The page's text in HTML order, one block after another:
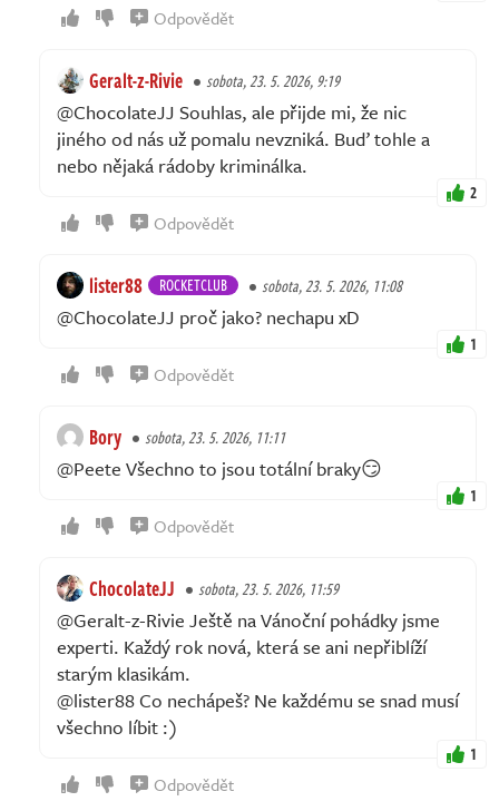
Odpovědět
Geralt-z-Rivie sobota, 23. 5. 2026, 9:19
@ChocolateJJ Souhlas, ale přijde mi, že nic
jiného od nás už pomalu nevzniká. Buď tohle a
nebo nějaká rádoby kriminálka.
2
Odpovědět
lister88 ROCKETCLUB sobota, 23. 5. 2026, 11:08
@ChocolateJJ proč jako? nechapu xD
1
Odpovědět
Bory sobota, 23. 5. 2026, 11:11
@Peete Všechno to jsou totální braky😏
1
Odpovědět
ChocolateJJ sobota, 23. 5. 2026, 11:59
@Geralt-z-Rivie Ještě na Vánoční pohádky jsme
experti. Každý rok nová, která se ani nepřiblíží
starým klasikám.
@lister88 Co nechápeš? Ne každému se snad musí
všechno líbit :)
1
Odpovědět